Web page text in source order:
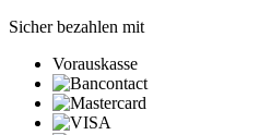
Sicher bezahlen mit
Vorauskasse